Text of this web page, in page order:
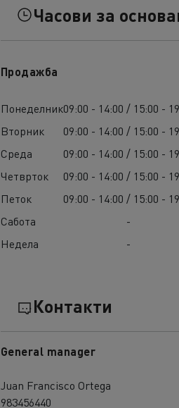
Часови за
Продажба
Понеделник09:00 - 14:00 / 15:00 -
Вторник
09:00 - 14:00 / 15:00 -
Среда
09:00 - 14:00 / 15:00 -
Четврток
09:00 - 14:00 / 15:00 -
Петок
09:00 - 14:00 / 15:00 -
Сабота
-
Недела
-
Контакти
General manager
Juan Francisco Ortega
983456440